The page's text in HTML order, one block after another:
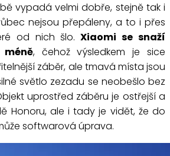
vypadá velmi dobře, stejně tak i
nejsou přepáleny, a to i přes
od nich šlo. Xiaomi se snaží
, čehož výsledkem je sice
záběr, ale tmavá místa jsou
světlo zezadu se neobešlo bez
uprostřed záběru je ostřejší a
Honoru, ale i tady je vidět, že do
softwarová úprava.